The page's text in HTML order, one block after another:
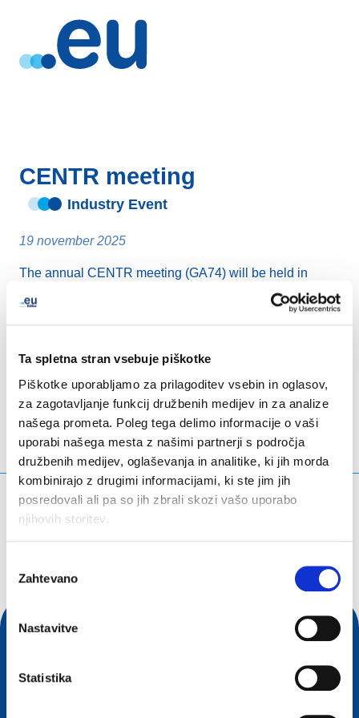
Ta spletna stran vsebuje piškotke
Piškotke uporabljamo za prilagoditev vsebin in oglasov,
za zagotavljanje funkcij družbenih medijev in za analize
našega prometa. Poleg tega delimo informacije o vaši
uporabi našega mesta z našimi partnerji s področja
družbenih medijev, oglaševanja in analitike, ki jih morda
kombinirajo z drugimi informacijami, ki ste jim jih
posredovali ali pa so jih zbrali skozi vašo uporabo
njihovih storitev.
soglasja
Zahtevano
Nastavitve
Statistika
CENTR meeting
Industry Event
19 november 2025
The annual CENTR meeting (GA74) will be held in
Brussels
Kaj iščete?